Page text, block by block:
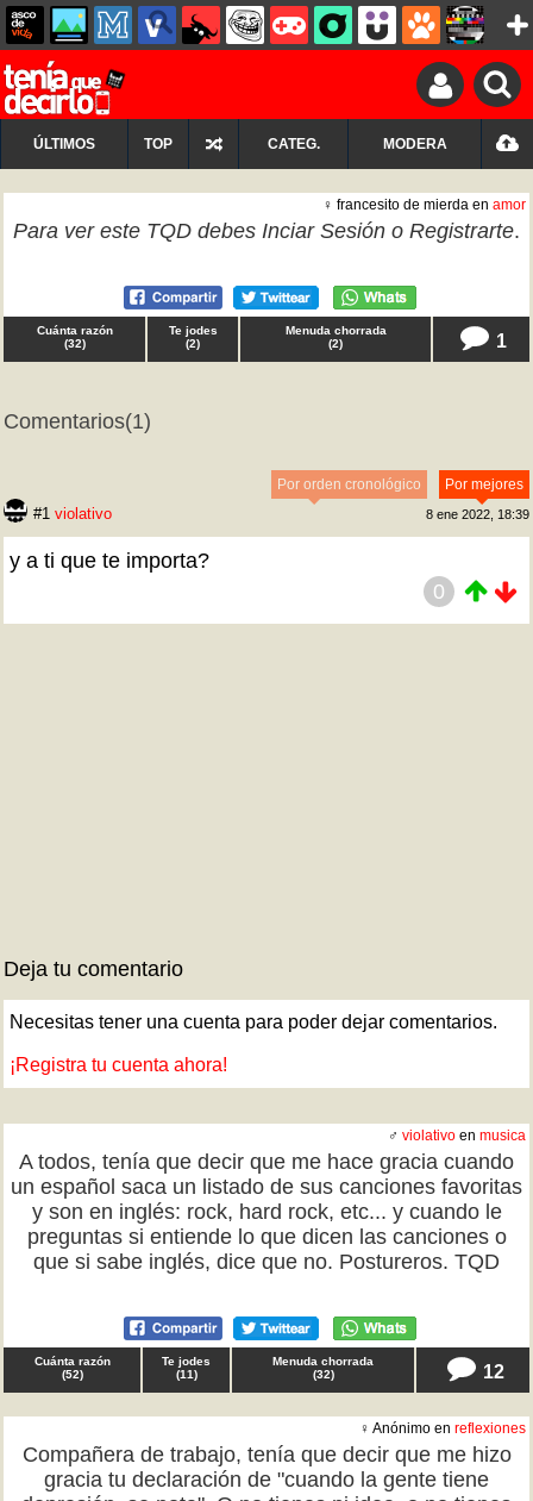
ÚLTIMOS TOP CATEG. MODERA
♀ francesito de mierda en amor
Para ver este TQD debes Inciar Sesión o Registrarte.
Cuánta razón
(32)
Te jodes
(2)
Menuda chorrada
(2) 1
Comentarios(1)
Por mejores
Por orden cronológico
#1 violativo 8 ene 2022, 18:39
y a ti que te importa?
0
Deja tu comentario
Necesitas tener una cuenta para poder dejar comentarios.
¡Registra tu cuenta ahora!
♂ violativo en musica
A todos, tenía que decir que me hace gracia cuando
un español saca un listado de sus canciones favoritas
y son en inglés: rock, hard rock, etc... y cuando le
preguntas si entiende lo que dicen las canciones o
que si sabe inglés, dice que no. Postureros. TQD
Cuánta razón
(52)
Te jodes
(11)
Menuda chorrada
(32) 12
♀ Anónimo en reflexiones
Compañera de trabajo, tenía que decir que me hizo
gracia tu declaración de "cuando la gente tiene